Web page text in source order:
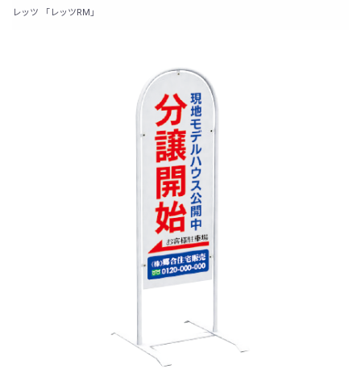
レッツ 「レッツRM」